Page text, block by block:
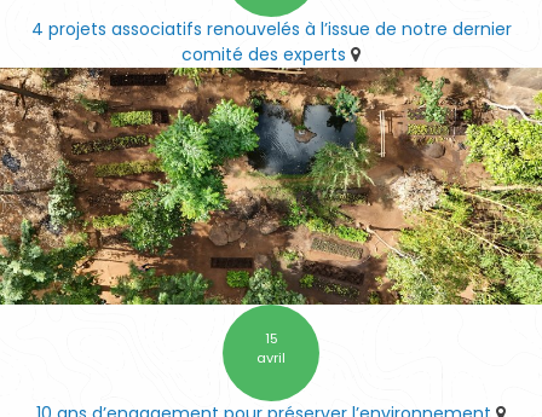
4 projets associatifs renouvelés à l’issue de notre dernier
comité des experts
15
avril